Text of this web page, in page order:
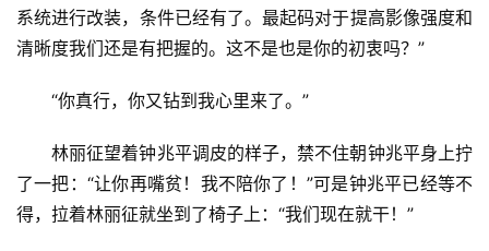
系统进行改装，条件已经有了。最起码对于提高影像强度和
清晰度我们还是有把握的。这不是也是你的初衷吗？”
“你真行，你又钻到我心里来了。”
林丽征望着钟兆平调皮的样子，禁不住朝钟兆平身上拧
了一把：“让你再嘴贫！我不陪你了！”可是钟兆平已经等不
得，拉着林丽征就坐到了椅子上：“我们现在就干！”